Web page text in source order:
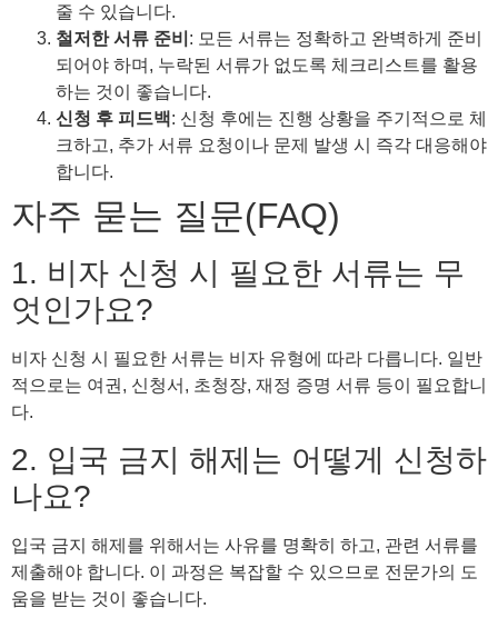
줄 수 있습니다.
철저한 서류 준비 : 모든 서류는 정확하고 완벽하게 준비
되어야 하며, 누락된 서류가 없도록 체크리스트를 활용
하는 것이 좋습니다.
신청 후 피드백: 신청 후에는 진행 상황을 주기적으로 체
크하고, 추가 서류 요청이나 문제 발생 시 즉각 대응해야
합니다.
자주 묻는 질문(FAQ)
1. 비자 신청 시 필요한 서류는 무
엇인가요?
비자 신청 시 필요한 서류는 비자 유형에 따라 다릅니다. 일반
적으로는 여권, 신청서, 초청장, 재정 증명 서류 등이 필요합니
다.
2. 입국 금지 해제는 어떻게 신청하
나요?
입국 금지 해제를 위해서는 사유를 명확히 하고, 관련 서류를
제출해야 합니다. 이 과정은 복잡할 수 있으므로 전문가의 도
움을 받는 것이 좋습니다.